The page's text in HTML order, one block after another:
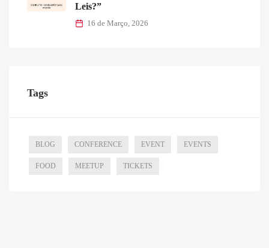
Leis?”
16 de Março, 2026
Tags
BLOG CONFERENCE EVENT EVENTS
FOOD MEETUP TICKETS